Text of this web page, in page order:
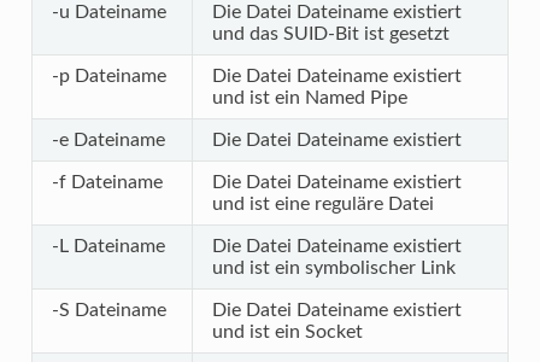
-u Dateiname
Die Datei Dateiname existiert
und das SUID-Bit ist gesetzt
-p Dateiname
Die Datei Dateiname existiert
und ist ein Named Pipe
-e Dateiname Die Datei Dateiname existiert
-f Dateiname
Die Datei Dateiname existiert
und ist eine reguläre Datei
-L Dateiname
Die Datei Dateiname existiert
und ist ein symbolischer Link
-S Dateiname
Die Datei Dateiname existiert
und ist ein Socket